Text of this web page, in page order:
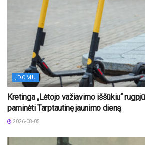
ĮDOMU
Kretinga „Lėtojo važiavimo iššūkiu“
paminėti Tarptautinę jaunimo dieną
2026-08-05